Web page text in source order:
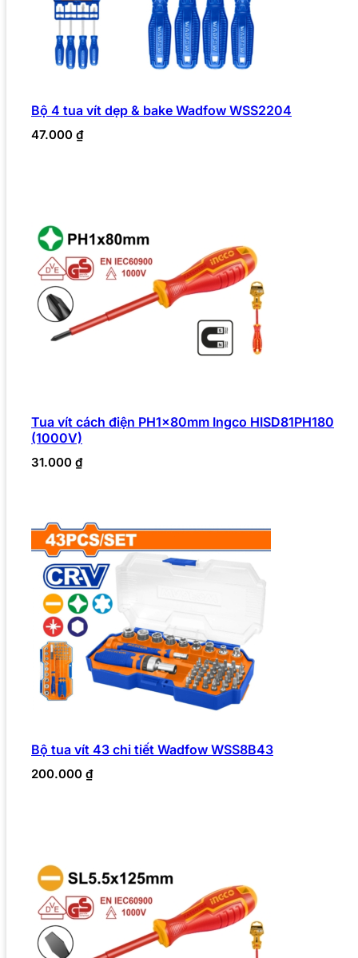
Bộ 4 tua vít dẹp & bake Wadfow WSS2204
47.000 ₫
Tua vít cách điện PH1x80mm Ingco HISD81PH180
(1000V)
31.000 ₫
Bộ tua vít 43 chi tiết Wadfow WSS8B43
200.000 ₫